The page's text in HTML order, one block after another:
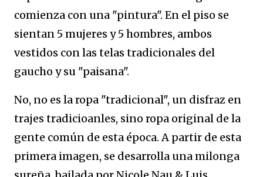
comienza con una "pintura". En el piso se
sientan 5 mujeres y 5 hombres, ambos
vestidos con las telas tradicionales del
gaucho y su "paisana".
No, no es la ropa "tradicional", un disfraz en
trajes tradicioanles, sino ropa original de la
gente común de esta época. A partir de esta
primera imagen, se desarrolla una milonga